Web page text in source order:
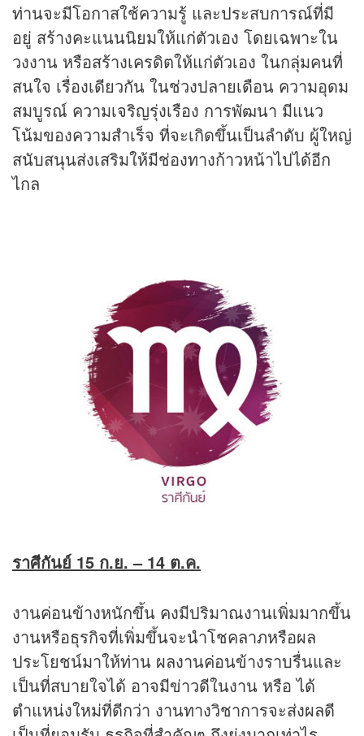
ท่านจะมีโอกาสใช้ความรู้ และประสบการณ์ที่มี
อยู่ สร้างคะแนนนิยมให้แก่ตัวเอง โดยเฉพาะใน
วงงาน หรือสร้างเครดิตให้แก่ตัวเอง ในกลุ่มคนที่
สนใจ เรื่องเดียวกัน ในช่วงปลายเดือน ความอุดม
สมบูรณ์ ความเจริญรุ่งเรือง การพัฒนา มีแนว
โน้มของความสำเร็จ ที่จะเกิดขึ้นเป็นลำดับ ผู้ใหญ่
สนับสนุนส่งเสริมให้มีช่องทางก้าวหน้าไปได้อีก
ไกล
ราศีกันย์ 15 ก.ย. – 14 ต.ค.
งานค่อนข้างหนักขึ้น คงมีปริมาณงานเพิ่มมากขึ้น
งานหรือธุรกิจที่เพิ่มขึ้นจะนำโชคลาภหรือผล
ประโยชน์มาให้ท่าน ผลงานค่อนข้างราบรื่นและ
เป็นที่สบายใจได้ อาจมีข่าวดีในงาน หรือ ได้
ตำแหน่งใหม่ที่ดีกว่า งานทางวิชาการจะส่งผลดี